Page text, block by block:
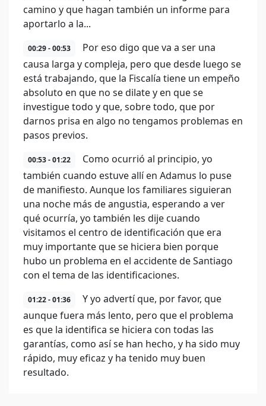
camino y que hagan también un informe para
aportarlo a la...
00:29 - 00:53
Por eso digo que va a ser una
causa larga y compleja, pero que desde luego se
está trabajando, que la Fiscalía tiene un empeño
absoluto en que no se dilate y en que se
investigue todo y que, sobre todo, que por
darnos prisa en algo no tengamos problemas en
pasos previos.
00:53 - 01:22
Como ocurrió al principio, yo
también cuando estuve allí en Adamus lo puse
de manifiesto. Aunque los familiares siguieran
una noche más de angustia, esperando a ver
qué ocurría, yo también les dije cuando
visitamos el centro de identificación que era
muy importante que se hiciera bien porque
hubo un problema en el accidente de Santiago
con el tema de las identificaciones.
01:22 - 01:36
Y yo advertí que, por favor, que
aunque fuera más lento, pero que el problema
es que la identifica se hiciera con todas las
garantías, como así se han hecho, y ha sido muy
rápido, muy eficaz y ha tenido muy buen
resultado.